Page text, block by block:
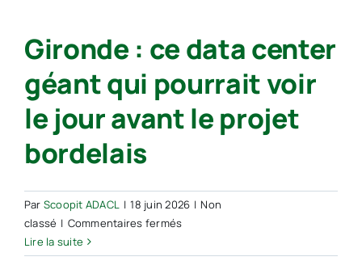
Gironde : ce data center
géant qui pourrait voir
le jour avant le projet
bordelais
Par Scoopit ADACL | 18 juin 2026 | Non
classé | Commentaires ferméssur
Lire la suite